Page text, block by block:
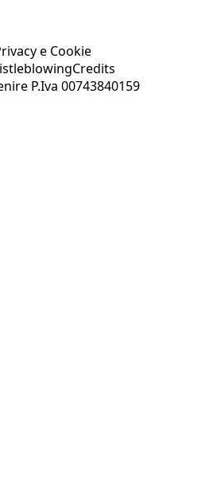
e Cookie
Credits
P.Iva 00743840159